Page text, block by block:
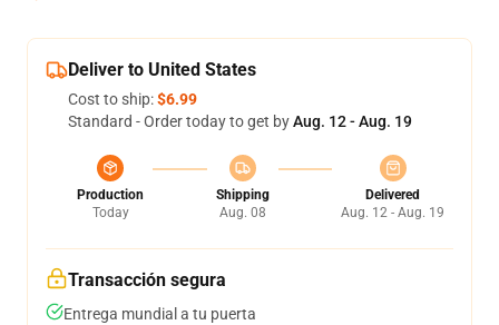
Deliver to United States
Cost to ship:$6.99
Standard - Order today to get byAug. 12 - Aug. 19
Production
Today
Shipping
Aug. 08
Delivered
Aug. 12 - Aug. 19
Transacción segura
Entrega mundial a tu puerta